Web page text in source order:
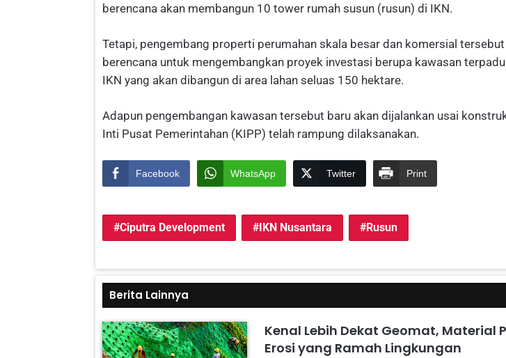
berencana akan membangun 10 tower rumah susun (rusun) di IKN.
Tetapi, pengembang properti perumahan skala besar dan komersial
berencana untuk mengembangkan proyek investasi berupa kawasan
IKN yang akan dibangun di area lahan seluas 150 hektare.
Adapun pengembangan kawasan tersebut baru akan dijalankan usai
Inti Pusat Pemerintahan (KIPP) telah rampung dilaksanakan.
Facebook WhatsApp Twitter Print
Ciputra Development IKN Nusantara Rusun
Berita Lainnya
Kenal Lebih Dekat Geomat, Material
Erosi yang Ramah Lingkungan